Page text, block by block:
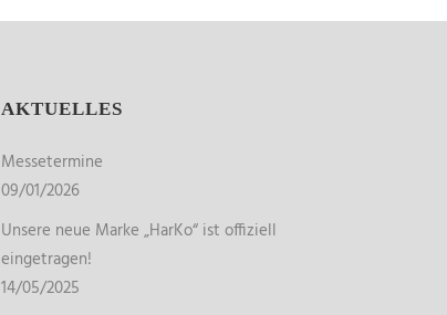
AKTUELLES
Messetermine
09/01/2026
Unsere neue Marke „HarKo“ ist offiziell
eingetragen!
14/05/2025